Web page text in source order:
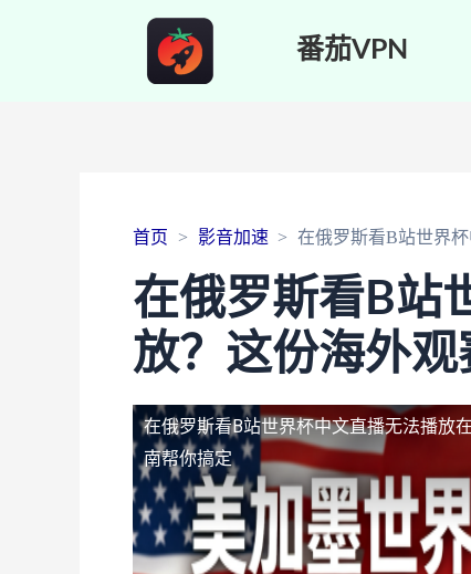
番茄VPN
首页 影音加速 在俄罗斯看B站世界
在俄罗斯看B站
放？这份海外
在俄罗斯看B站世界杯中文直播无法播放
南帮你搞定